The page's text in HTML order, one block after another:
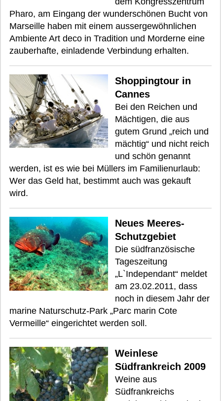
Pharo, am Eingang der wunderschönen Bucht von
Marseille haben mit einem aussergewöhnlichen
Ambiente Art deco in Tradition und Morderne eine
zauberhafte, einladende Verbindung erhalten.
Shoppingtour in
Cannes
Bei den Reichen und
Mächtigen, die aus
gutem Grund „reich und
mächtig“ und nicht reich
und schön genannt
werden, ist es wie bei Müllers im Familienurlaub:
Wer das Geld hat, bestimmt auch was gekauft
wird.
Neues Meeres-
Schutzgebiet
Die südfranzösische
Tageszeitung
„L`Independant“ meldet
am 23.02.2011, dass
noch in diesem Jahr der
marine Naturschutz-Park „Parc marin Cote
Vermeille“ eingerichtet werden soll.
Weinlese
Südfrankreich 2009
Weine aus
Südfrankreichs